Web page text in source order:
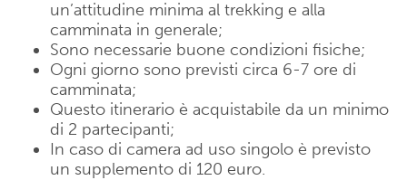
un’attitudine minima al trekking e alla
camminata in generale;
Sono necessarie buone condizioni fisiche;
Ogni giorno sono previsti circa 6-7 ore di
camminata;
Questo itinerario è acquistabile da un minimo
di 2 partecipanti;
In caso di camera ad uso singolo è previsto
un supplemento di 120 euro.